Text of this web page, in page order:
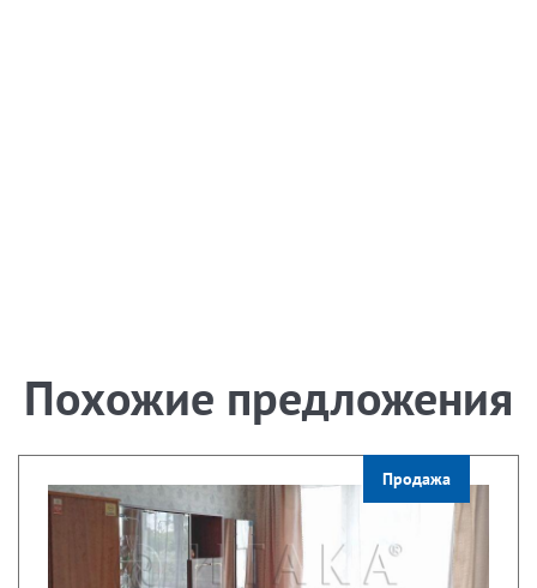
Похожие предложения
Продажа